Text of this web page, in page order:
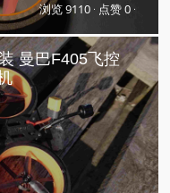
浏览 9110 · 点赞 0 ·
曼巴F405飞控